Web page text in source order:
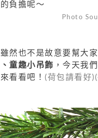
負擔呢〜
Photo
然也不是故意要幫大
童趣小吊飾 ，今天我
看看吧！ (荷包請看好